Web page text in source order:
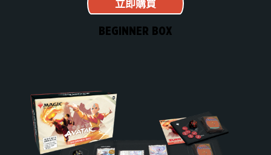
立即購買
BEGINNER BOX